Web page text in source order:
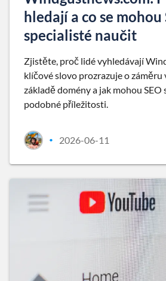
hledají a co se mohou
specialisté naučit
Zjistěte, proč lidé vyhledávají
klíčové slovo prozrazuje o záměru
základě domény a jak mohou
podobné příležitosti.
• 2026-06-11